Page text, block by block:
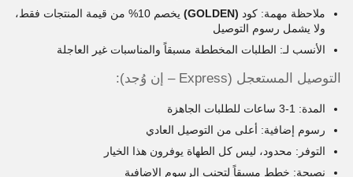
ملاحظة مهمة: كود (GOLDEN)
يخصم 10% من قيمة المنتجات فقط،
ولا يشمل رسوم التوصيل
الأنسب لـ: الطلبات المخططة مسبقاً والمناسبات غير العاجلة
التوصيل المستعجل (Express – إن وُجد):
المدة: 1-3 ساعات للطلبات الجاهزة
رسوم إضافية: أعلى من التوصيل العادي
التوفر: محدود، ليس كل الطهاة يوفرون هذا الخيار
نصيحة: خطط مسبقاً لتجنب الرسوم الإضافية